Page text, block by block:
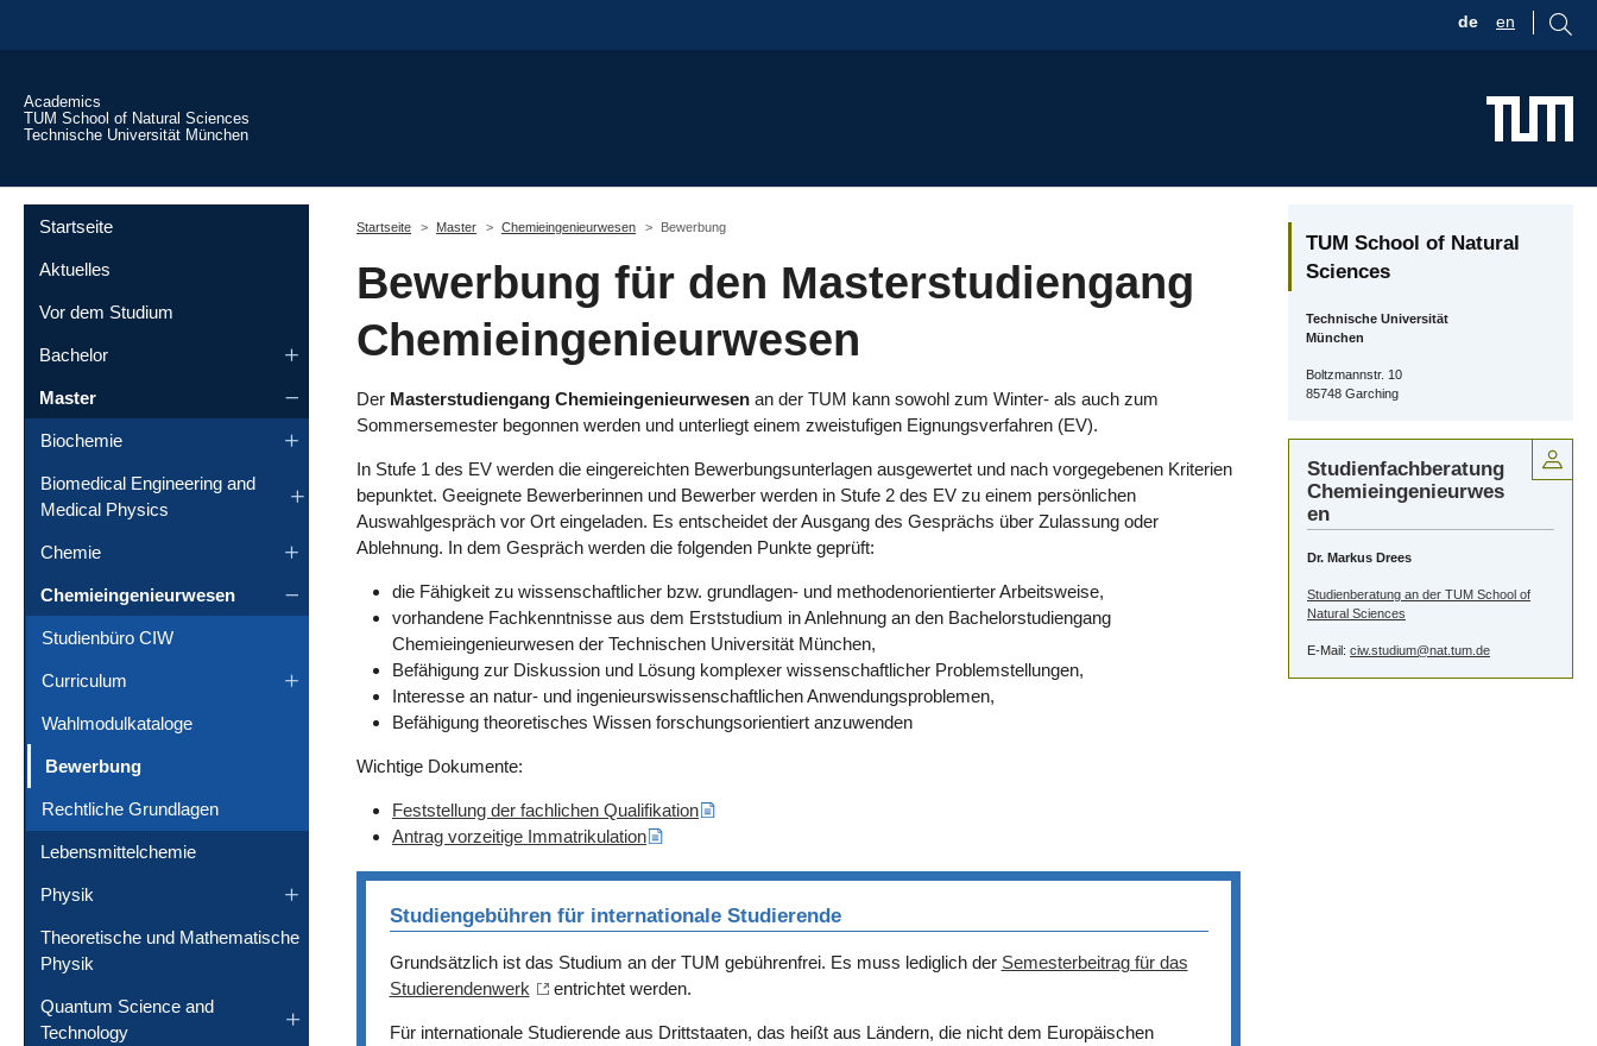
de en
Academics
TUM School of Natural Sciences
Technische Universität München
Startseite
Aktuelles
Vor dem Studium
Bachelor
Master
Biochemie
Biomedical Engineering and
Medical Physics
Chemie
Chemieingenieurwesen
Studienbüro CIW
Curriculum
Wahlmodulkataloge
Bewerbung(current)
Rechtliche Grundlagen
Lebensmittelchemie
Physik
Theoretische und Mathematische
Physik
Quantum Science and
Technology
Startseite
Master Chemieingenieurwesen Bewerbung
Bewerbung für den Masterstudiengang
Chemieingenieurwesen
Der Masterstudiengang Chemieingenieurwesen an der TUM kann sowohl zum Winter- als auch zum
Sommersemester begonnen werden und unterliegt einem zweistufigen Eignungsverfahren (EV).
In Stufe 1 des EV werden die eingereichten Bewerbungsunterlagen ausgewertet und nach vorgegebenen Kriterien
bepunktet. Geeignete Bewerberinnen und Bewerber werden in Stufe 2 des EV zu einem persönlichen
Auswahlgespräch vor Ort eingeladen. Es entscheidet der Ausgang des Gesprächs über Zulassung oder
Ablehnung. In dem Gespräch werden die folgenden Punkte geprüft:
die Fähigkeit zu wissenschaftlicher bzw. grundlagen- und methodenorientierter Arbeitsweise,
vorhandene Fachkenntnisse aus dem Erststudium in Anlehnung an den Bachelorstudiengang
Chemieingenieurwesen der Technischen Universität München,
Befähigung zur Diskussion und Lösung komplexer wissenschaftlicher Problemstellungen,
Interesse an natur- und ingenieurswissenschaftlichen Anwendungsproblemen,
Befähigung theoretisches Wissen forschungsorientiert anzuwenden
Wichtige Dokumente:
Feststellung der fachlichen Qualifikation
Antrag vorzeitige Immatrikulation
Studiengebühren für internationale Studierende
Grundsätzlich ist das Studium an der TUM gebührenfrei. Es muss lediglich der Semesterbeitrag für das
Studierendenwerk
entrichtet werden.
Für internationale Studierende aus Drittstaaten, das heißt aus Ländern, die nicht dem Europäischen
TUM School of Natural
Sciences
Technische Universität
München
Boltzmannstr. 10
85748 Garching
Studienfachberatung
Chemieingenieurwes
en
Dr. Markus Drees
Studienberatung an der TUM School of
Natural Sciences
E-Mail: ciw.studium@nat.tum.de